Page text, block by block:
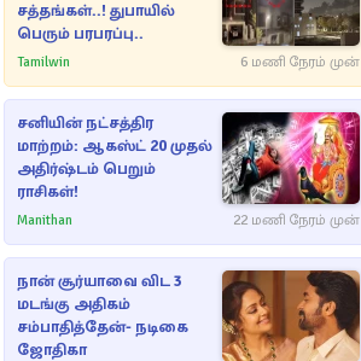
சத்தங்கள்..! துபாயில்
பெரும் பரபரப்பு..
Tamilwin 6 மணி நேரம் முன்
சனியின் நட்சத்திர
மாற்றம்: ஆகஸ்ட் 20 முதல்
அதிர்ஷ்டம் பெறும்
ராசிகள்!
Manithan 22 மணி நேரம் முன்
நான் சூர்யாவை விட 3
மடங்கு அதிகம்
சம்பாதித்தேன்- நடிகை
ஜோதிகா